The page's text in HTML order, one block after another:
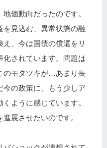
価動向だったのです。
を見込む、異常状態の融
、今は国債の償還をリ
化されています。問題は
のモタツキが…あまり長
の政策に、もう少しア
ように感じています。
展させたいのです。